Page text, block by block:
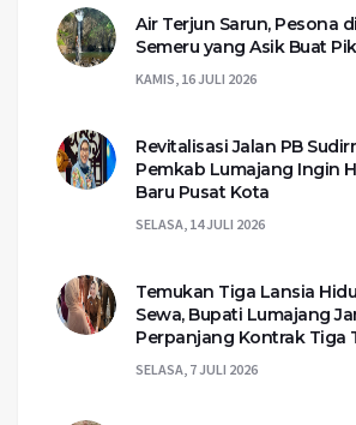
Air Terjun Sarun, Pesona
Semeru yang Asik Buat
KAMIS, 16 JULI 2026
Revitalisasi Jalan PB
Pemkab Lumajang Ingin
Baru Pusat Kota
SELASA, 14 JULI 2026
Temukan Tiga Lansia
Sewa, Bupati Lumajang
Perpanjang Kontrak Tiga
SELASA, 7 JULI 2026